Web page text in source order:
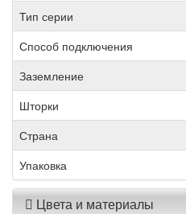
Тип серии
Способ подключения
Заземление
Шторки
Страна
Упаковка
Цвета и материалы